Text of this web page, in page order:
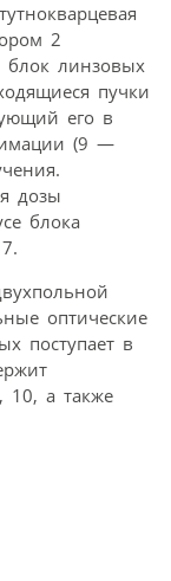
2
блок линзовых
пучки
его в
(9 —
дозы
блока
оптические
поступает в
10, а также